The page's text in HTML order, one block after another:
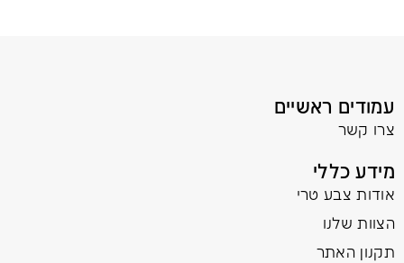
עמודים ראשיים
צרו קשר
מידע כללי
אודות צבע טרי
הצוות שלנו
תקנון האתר